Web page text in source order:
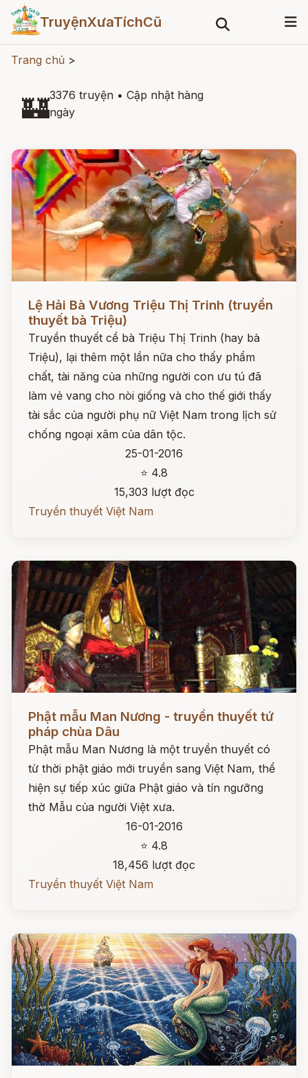
TruyệnXưaTíchCũ
Trang chủ >
🏰3376 truyện • Cập nhật hàng
ngày
Lệ Hải Bà Vương Triệu Thị Trinh (truyền
thuyết bà Triệu)
Truyền thuyết cề bà Triệu Thị Trinh (hay bà
Triệu), lại thêm một lần nữa cho thấy phẩm
chất, tài năng của những người con ưu tú đã
làm vẻ vang cho nòi giống và cho thế giới thấy
tài sắc của người phụ nữ Việt Nam trong lịch sử
chống ngoại xâm của dân tộc.
25-01-2016
⭐ 4.8
15,303 lượt đọc
Truyền thuyết Việt Nam
Phật mẫu Man Nương - truyền thuyết tứ
pháp chùa Dâu
Phật mẫu Man Nương là một truyền thuyết có
từ thời phật giáo mới truyền sang Việt Nam, thể
hiện sự tiếp xúc giữa Phật giáo và tín ngưỡng
thờ Mẫu của người Việt xưa.
16-01-2016
⭐ 4.8
18,456 lượt đọc
Truyền thuyết Việt Nam